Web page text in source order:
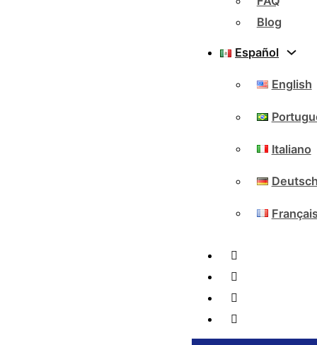
Blog
Español
English
Italiano